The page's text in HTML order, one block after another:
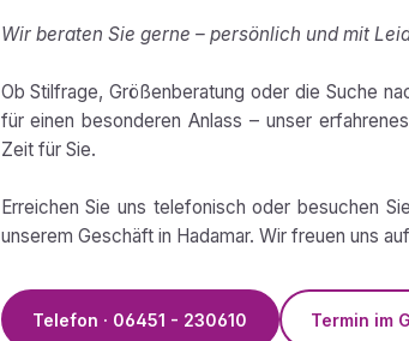
Wir beraten Sie gerne – persönlich und mit
Ob Stilfrage, Größenberatung oder die Suche
für einen besonderen Anlass – unser
Zeit für Sie.
Erreichen Sie uns telefonisch oder besuchen
unserem Geschäft in Hadamar. Wir freuen uns
Telefon · 06451 - 230610 Termin im